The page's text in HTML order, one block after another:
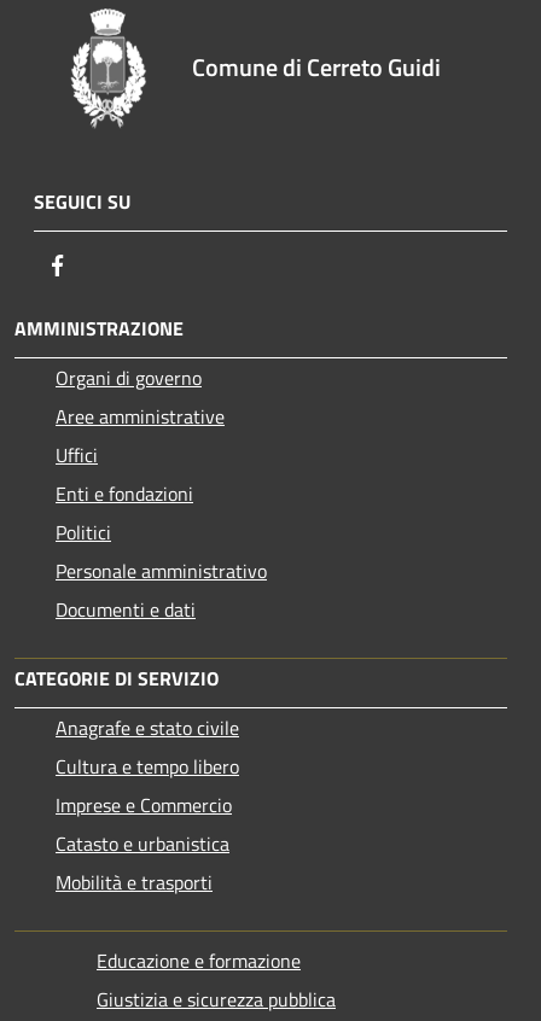
Comune di Cerreto Guidi
SEGUICI SU
AMMINISTRAZIONE
Organi di governo
Aree amministrative
Uffici
Enti e fondazioni
Politici
Personale amministrativo
Documenti e dati
CATEGORIE DI SERVIZIO
Anagrafe e stato civile
Cultura e tempo libero
Imprese e Commercio
Catasto e urbanistica
Mobilità e trasporti
Educazione e formazione
Giustizia e sicurezza pubblica